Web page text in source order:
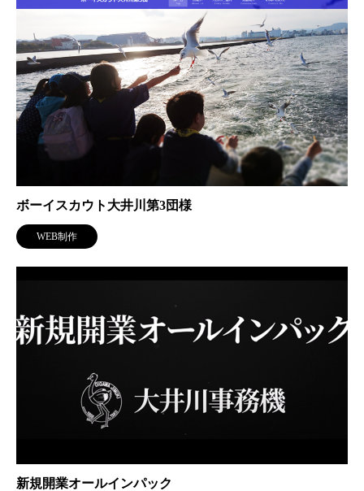
ボーイスカウト大井川第3団様
WEB制作
新規開業オールインパック